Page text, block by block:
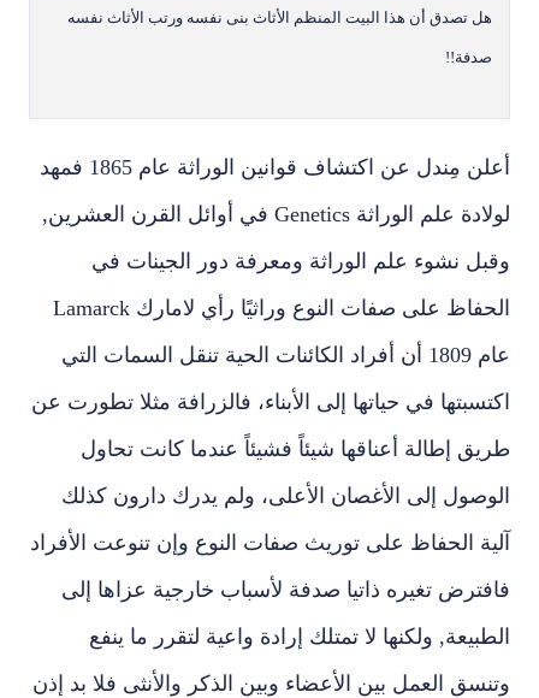
هل تصدق أن هذا البيت المنظم الأثاث بنى نفسه ورتب الأثاث نفسه
صدفة!!
أعلن مِندل عن اكتشاف قوانين الوراثة عام 1865 فمهد
لولادة علم الوراثة Genetics في أوائل القرن العشرين,
وقبل نشوء علم الوراثة ومعرفة دور الجينات في
الحفاظ على صفات النوع وراثيًا رأي لامارك Lamarck
عام 1809 أن أفراد الكائنات الحية تنقل السمات التي
اكتسبتها في حياتها إلى الأبناء، فالزرافة مثلا تطورت عن
طريق إطالة أعناقها شيئاً فشيئاً عندما كانت تحاول
الوصول إلى الأغصان الأعلى، ولم يدرك دارون كذلك
آلية الحفاظ على توريث صفات النوع وإن تنوعت الأفراد
فافترض تغيره ذاتيا صدفة لأسباب خارجية عزاها إلى
الطبيعة, ولكنها لا تمتلك إرادة واعية لتقرر ما ينفع
وتنسق العمل بين الأعضاء وبين الذكر والأنثى فلا بد إذن